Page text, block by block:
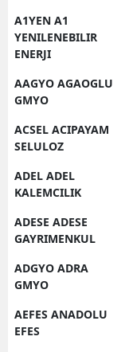
A1YEN A1
YENILENEBILIR
ENERJI
AAGYO AGAOGLU
GMYO
ACSEL ACIPAYAM
SELULOZ
ADEL ADEL
KALEMCILIK
ADESE ADESE
GAYRIMENKUL
ADGYO ADRA
GMYO
AEFES ANADOLU
EFES